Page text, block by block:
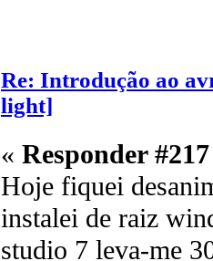
Re: Introdução ao
light]
« Responder
Hoje fiquei
instalei de raiz
studio 7 leva-me